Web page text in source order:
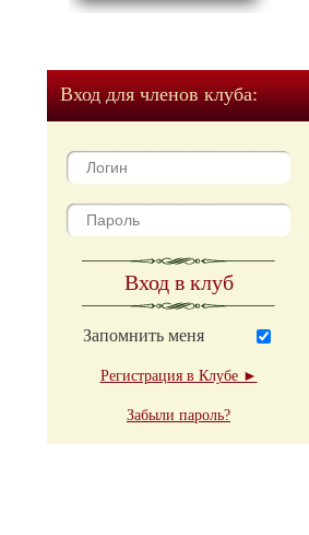
Вход для членов клуба:
Вход в клуб
Запомнить меня
Регистрация в Клубе ►
Забыли пароль?